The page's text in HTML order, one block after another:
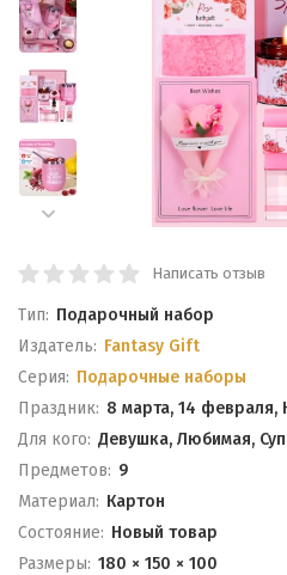
Написать отзыв
Тип: Подарочный набор
Издатель: Fantasy Gift
Серия: Подарочные наборы
Праздник: 8 марта, 14 февраля,
Для кого: Девушка, Любимая,
Предметов: 9
Материал: Картон
Состояние: Новый товар
Размеры: 180 × 150 × 100